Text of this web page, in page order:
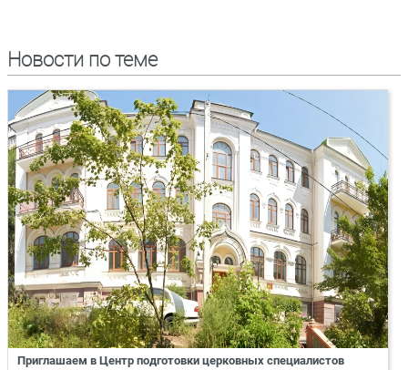
Новости по теме
Приглашаем в Центр подготовки церковных специалистов